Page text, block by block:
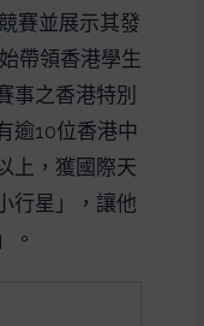
賽並展示其發
帶領香港學生
事之香港特別
逾10位香港中
上，獲國際天
行星」，讓他
。